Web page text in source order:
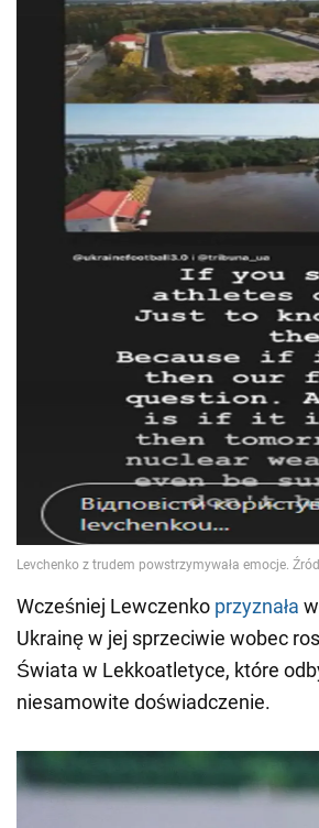
Wcześniej Lewczenko przyznała
Ukrainę w jej sprzeciwie wobec
Świata w Lekkoatletyce, które
niesamowite doświadczenie.